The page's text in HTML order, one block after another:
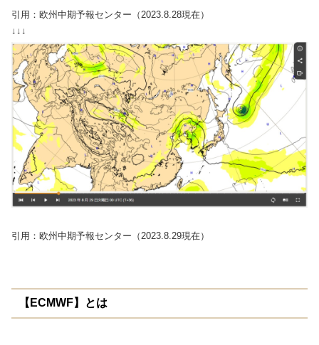
引用：欧州中期予報センター（2023.8.28現在）
↓↓↓
引用：欧州中期予報センター（2023.8.29現在）
【ECMWF】とは